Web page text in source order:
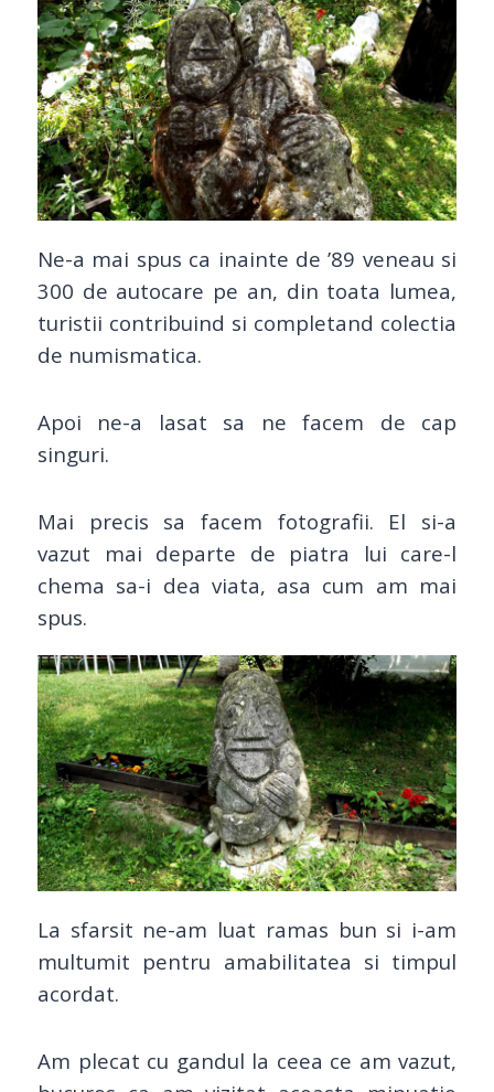
Ne-a mai spus ca inainte de ’89 veneau si
300 de autocare pe an, din toata lumea,
turistii contribuind si completand colectia
de numismatica.
Apoi ne-a lasat sa ne facem de cap
singuri.
Mai precis sa facem fotografii. El si-a
vazut mai departe de piatra lui care-l
chema sa-i dea viata, asa cum am mai
spus.
La sfarsit ne-am luat ramas bun si i-am
multumit pentru amabilitatea si timpul
acordat.
Am plecat cu gandul la ceea ce am vazut,